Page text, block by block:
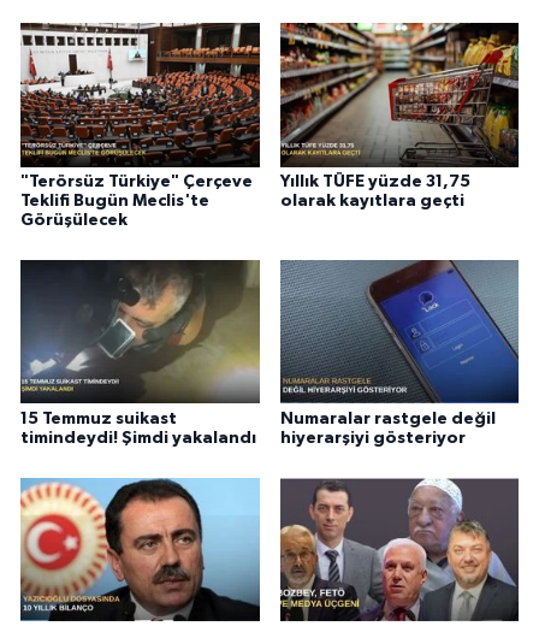
"Terörsüz Türkiye" Çerçeve
Teklifi Bugün Meclis'te
Görüşülecek
Yıllık TÜFE yüzde 31,75
olarak kayıtlara geçti
15 Temmuz suikast
timindeydi! Şimdi yakalandı
Numaralar rastgele değil
hiyerarşiyi gösteriyor